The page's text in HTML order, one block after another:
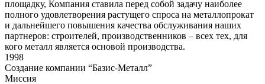
площадку, Компания ставила перед собой задачу наиболее
полного удовлетворения растущего спроса на металлопрокат
и дальнейшего повышения качества обслуживания наших
партнеров: строителей, производственников – всех тех, для
кого металл является основой производства.
1998
Создание компании “Базис-Металл”
Миссия